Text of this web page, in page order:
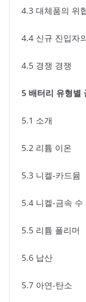
4.3 대체품의 위
4.4 신규 진입자
4.5 경쟁 경쟁
5 배터리 유형별
5.1 소개
5.2 리튬 이온
5.3 니켈-카드뮴
5.4 니켈-금속 수
5.5 리튬 폴리머
5.6 납산
5.7 아연-탄소